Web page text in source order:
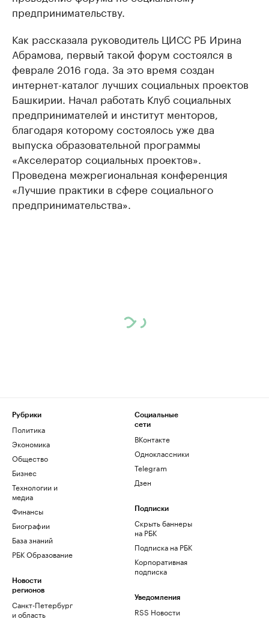
предпринимательству.
Как рассказала руководитель ЦИСС РБ Ирина
Абрамова, первый такой форум состоялся в
феврале 2016 года. За это время создан
интернет-каталог лучших социальных проектов
Башкирии. Начал работать Клуб социальных
предпринимателей и институт менторов,
благодаря которому состоялось уже два
выпуска образовательной программы
«Акселератор социальных проектов».
Проведена межрегиональная конференция
«Лучшие практики в сфере социального
предпринимательства».
Рубрики
Политика
Экономика
Общество
Бизнес
Технологии и
медиа
Финансы
Биографии
База знаний
РБК Образование
Новости
регионов
Санкт-Петербург
и область
Социальные
сети
ВКонтакте
Одноклассники
Telegram
Дзен
Подписки
Скрыть баннеры
на РБК
Подписка на РБК
Корпоративная
подписка
Уведомления
RSS Новости